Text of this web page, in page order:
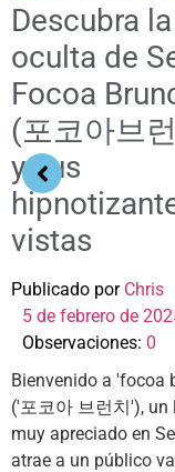
Descubra
oculta de
Focoa
(포코아브
y sus
vistas
Publicado por Chris
5 de febrero de
Observaciones: 0
Bienvenido a 'focoa
('포코아 브런치'), un
muy apreciado en
atrae a un público